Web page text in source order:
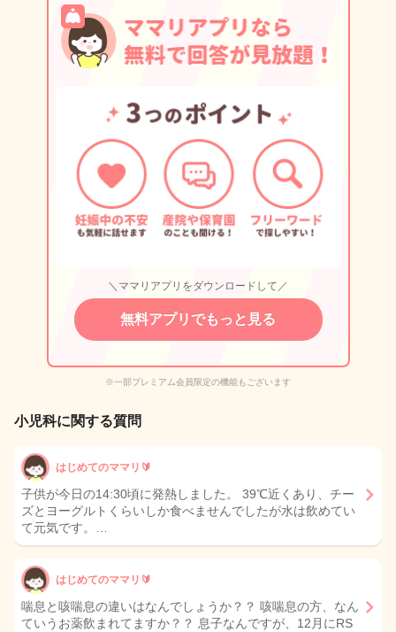
＼ママリアプリをダウンロードして／
無料アプリでもっと見る
※一部プレミアム会員限定の機能もございます
小児科に関する質問
はじめてのママリ🔰
子供が今日の14:30頃に発熱しました。 39℃近くあり、チー
ズとヨーグルトくらいしか食べませんでしたが水は飲めてい
て元気です。…
はじめてのママリ🔰
喘息と咳喘息の違いはなんでしょうか？？ 咳喘息の方、なん
ていうお薬飲まれてますか？？ 息子なんですが、12月にRS